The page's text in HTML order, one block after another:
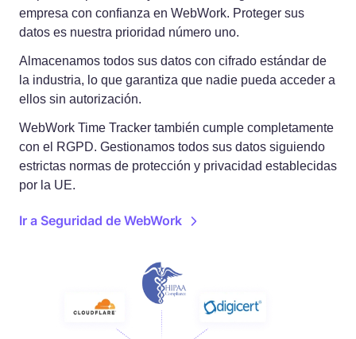
empresa con confianza en WebWork. Proteger sus
datos es nuestra prioridad número uno.
Almacenamos todos sus datos con cifrado estándar de
la industria, lo que garantiza que nadie pueda acceder a
ellos sin autorización.
WebWork Time Tracker también cumple completamente
con el RGPD. Gestionamos todos sus datos siguiendo
estrictas normas de protección y privacidad establecidas
por la UE.
Ir a Seguridad de WebWork